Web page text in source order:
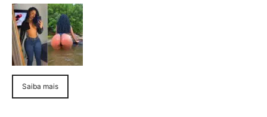
Saiba mais